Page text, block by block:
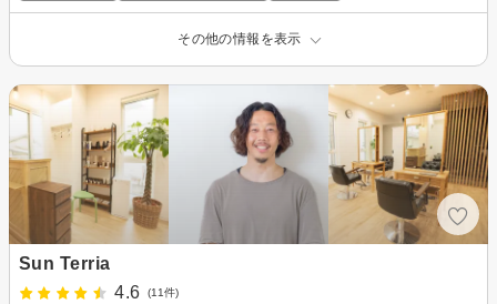
その他の情報を表示
Sun Terria
4.6
(11件)